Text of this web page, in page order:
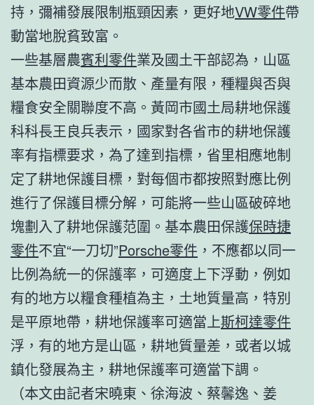
持，彌補發展限制瓶頸因素，更好地VW零件帶
動當地脫貧致富。
一些基層農賓利零件業及國土干部認為，山區
基本農田資源少而散、產量有限，種糧與否與
糧食安全關聯度不高。黃岡市國土局耕地保護
科科長王良兵表示，國家對各省市的耕地保護
率有指標要求，為了達到指標，省里相應地制
定了耕地保護目標，對每個市都按照對應比例
進行了保護目標分解，可能將一些山區破碎地
塊劃入了耕地保護范圍。基本農田保護保時捷
零件不宜“一刀切”Porsche零件 ，不應都以同一
比例為統一的保護率，可適度上下浮動，例如
有的地方以糧食種植為主，土地質量高，特別
是平原地帶，耕地保護率可適當上斯柯達零件
浮，有的地方是山區，耕地質量差，或者以城
鎮化發展為主，耕地保護率可適當下調。
（本文由記者宋曉東、徐海波、蔡馨逸、姜